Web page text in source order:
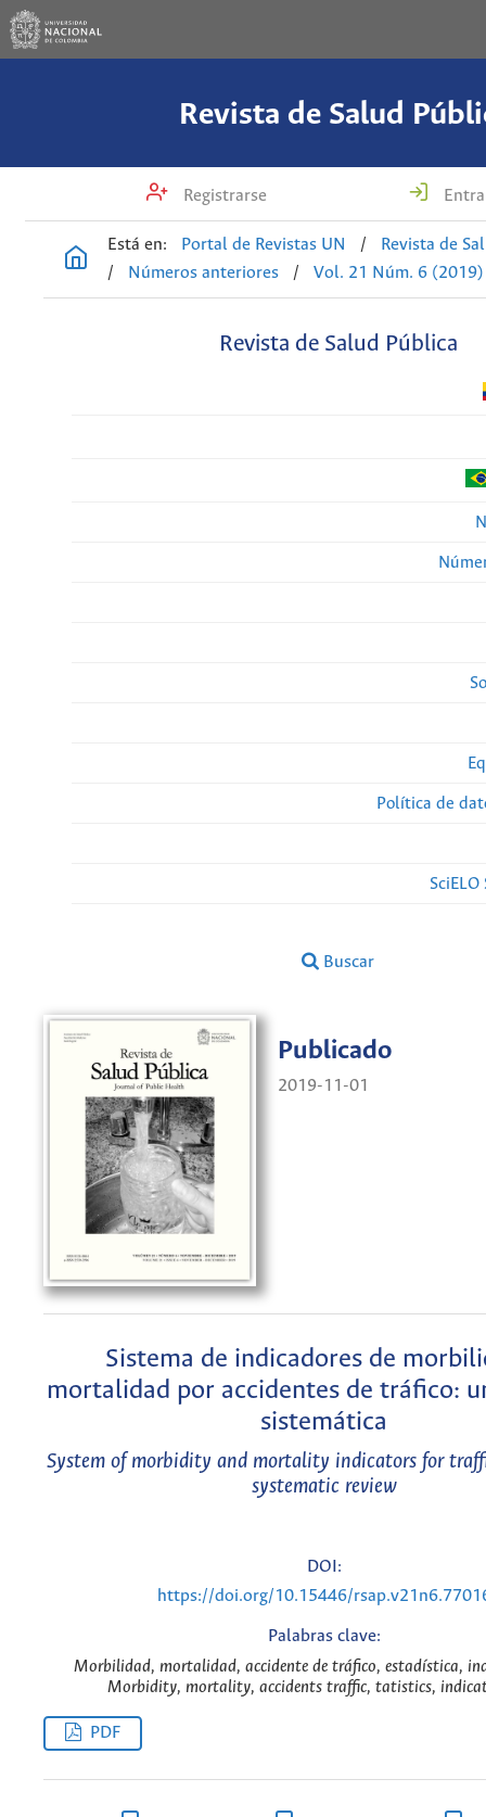
Revista de Salud
Registrarse
Está en: Portal de Revistas UN /
Revista de
/
Números anteriores / Vol. 21 Núm. 6 (2019)
Revista de Salud Pública
Política de
Buscar
Publicado
2019-11-01
Sistema de indicadores de
mortalidad por accidentes de tráfico:
sistemática
System of morbidity and mortality indicators for
systematic review
DOI:
https://doi.org/10.15446/
Palabras clave:
Morbilidad, mortalidad, accidente de tráfico, estadística,
Morbidity, mortality, accidents traffic, tatistics,
PDF